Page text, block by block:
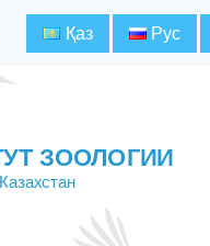
Қаз Рус
ЗООЛОГИИ